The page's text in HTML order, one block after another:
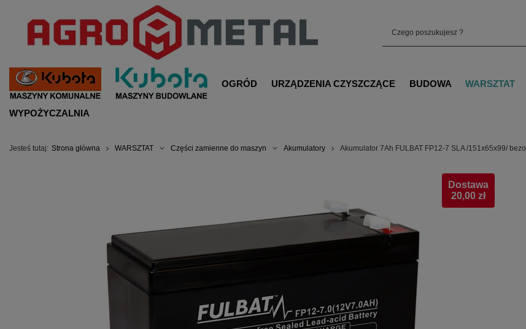
OGRÓD URZĄDZENIA CZYSZCZĄCE BUDOWA WARSZTAT
WYPOŻYCZALNIA
Jesteś tutaj: Strona główna WARSZTAT Części zamienne do maszyn Akumulatory Akumulator 7Ah FULBAT FP12-7 SLA /151x65x99/
Dostawa
20,00 zł